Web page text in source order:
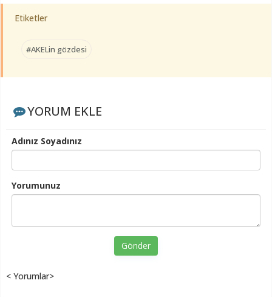
Etiketler
#AKELin gözdesi
YORUM EKLE
Adınız Soyadınız
Yorumunuz
Gönder
< Yorumlar>